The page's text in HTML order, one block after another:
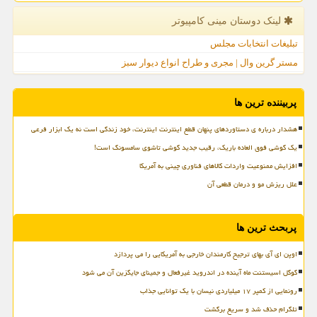
لینک دوستان مینی كامپیوتر
تبلیغات انتخابات مجلس
مستر گرین وال | مجری و طراح انواع دیوار سبز
پربیننده ترین ها
هشدار درباره ی دستاوردهای پنهان قطع اینترنت اینترنت، خود زندگی است نه یک ابزار فرعی
یک گوشی فوق العاده باریک، رقیب جدید گوشی تاشوی سامسونگ است!
افزایش ممنوعیت واردات کالاهای فناوری چینی به آمریکا
علل ریزش مو و درمان قطعی آن
پربحث ترین ها
اوپن ای آی بهای ترجیح کارمندان خارجی به آمریکایی را می پردازد
گوگل اسیستنت ماه آینده در اندروید غیرفعال و جمینای جایگزین آن می شود
رونمایی از کمپر ۱۷ میلیاردی نیسان با یک توانایی جذاب
تلگرام حذف شد و سریع برگشت